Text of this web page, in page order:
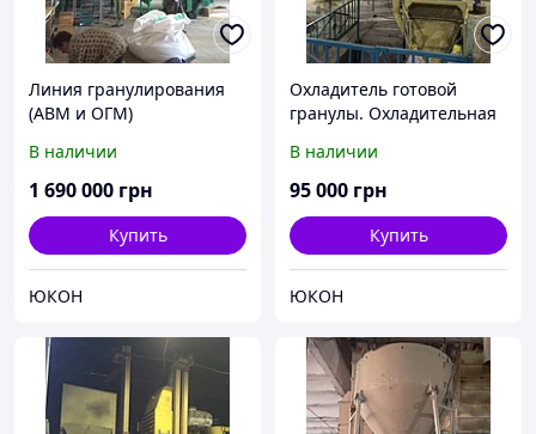
Линия гранулирования
(АВМ и ОГМ)
В наличии
1 690 000 грн
Купить
ЮКОН
Охладитель готовой
гранулы. Охладительная
для линии
гранулирования
В наличии
95 000 грн
Купить
ЮКОН